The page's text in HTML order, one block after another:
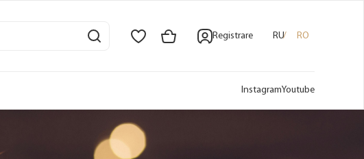
Registrare RU RO
InstagramYoutube